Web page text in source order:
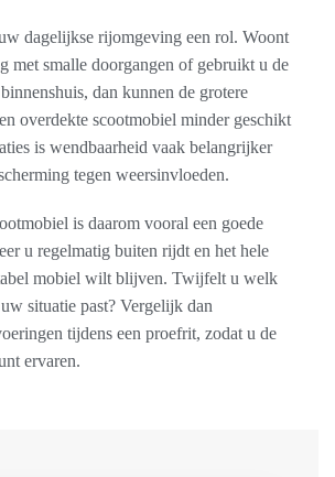
dagelijkse rijomgeving een rol. Woont
met smalle doorgangen of gebruikt u de
dan kunnen de grotere
overdekte scootmobiel minder geschikt
is wendbaarheid vaak belangrijker
tegen weersinvloeden.
is daarom vooral een goede
u regelmatig buiten rijdt en het hele
mobiel wilt blijven. Twijfelt u welk
situatie past? Vergelijk dan
tijdens een proefrit, zodat u de
ervaren.